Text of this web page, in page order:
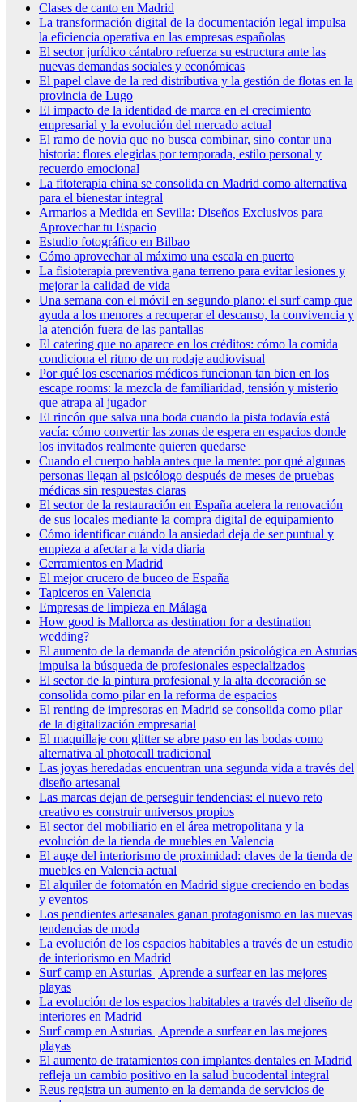
Clases de canto en Madrid
La transformación digital de la documentación legal impulsa
la eficiencia operativa en las empresas españolas
El sector jurídico cántabro refuerza su estructura ante las
nuevas demandas sociales y económicas
El papel clave de la red distributiva y la gestión de flotas en la
provincia de Lugo
El impacto de la identidad de marca en el crecimiento
empresarial y la evolución del mercado actual
El ramo de novia que no busca combinar, sino contar una
historia: flores elegidas por temporada, estilo personal y
recuerdo emocional
La fitoterapia china se consolida en Madrid como alternativa
para el bienestar integral
Armarios a Medida en Sevilla: Diseños Exclusivos para
Aprovechar tu Espacio
Estudio fotográfico en Bilbao
Cómo aprovechar al máximo una escala en puerto
La fisioterapia preventiva gana terreno para evitar lesiones y
mejorar la calidad de vida
Una semana con el móvil en segundo plano: el surf camp que
ayuda a los menores a recuperar el descanso, la convivencia y
la atención fuera de las pantallas
El catering que no aparece en los créditos: cómo la comida
condiciona el ritmo de un rodaje audiovisual
Por qué los escenarios médicos funcionan tan bien en los
escape rooms: la mezcla de familiaridad, tensión y misterio
que atrapa al jugador
El rincón que salva una boda cuando la pista todavía está
vacía: cómo convertir las zonas de espera en espacios donde
los invitados realmente quieren quedarse
Cuando el cuerpo habla antes que la mente: por qué algunas
personas llegan al psicólogo después de meses de pruebas
médicas sin respuestas claras
El sector de la restauración en España acelera la renovación
de sus locales mediante la compra digital de equipamiento
Cómo identificar cuándo la ansiedad deja de ser puntual y
empieza a afectar a la vida diaria
Cerramientos en Madrid
El mejor crucero de buceo de España
Tapiceros en Valencia
Empresas de limpieza en Málaga
How good is Mallorca as destination for a destination
wedding?
El aumento de la demanda de atención psicológica en Asturias
impulsa la búsqueda de profesionales especializados
El sector de la pintura profesional y la alta decoración se
consolida como pilar en la reforma de espacios
El renting de impresoras en Madrid se consolida como pilar
de la digitalización empresarial
El maquillaje con glitter se abre paso en las bodas como
alternativa al photocall tradicional
Las joyas heredadas encuentran una segunda vida a través del
diseño artesanal
Las marcas dejan de perseguir tendencias: el nuevo reto
creativo es construir universos propios
El sector del mobiliario en el área metropolitana y la
evolución de la tienda de muebles en Valencia
El auge del interiorismo de proximidad: claves de la tienda de
muebles en Valencia actual
El alquiler de fotomatón en Madrid sigue creciendo en bodas
y eventos
Los pendientes artesanales ganan protagonismo en las nuevas
tendencias de moda
La evolución de los espacios habitables a través de un estudio
de interiorismo en Madrid
Surf camp en Asturias | Aprende a surfear en las mejores
playas
La evolución de los espacios habitables a través del diseño de
interiores en Madrid
Surf camp en Asturias | Aprende a surfear en las mejores
playas
El aumento de tratamientos con implantes dentales en Madrid
refleja un cambio positivo en la salud bucodental integral
Reus registra un aumento en la demanda de servicios de